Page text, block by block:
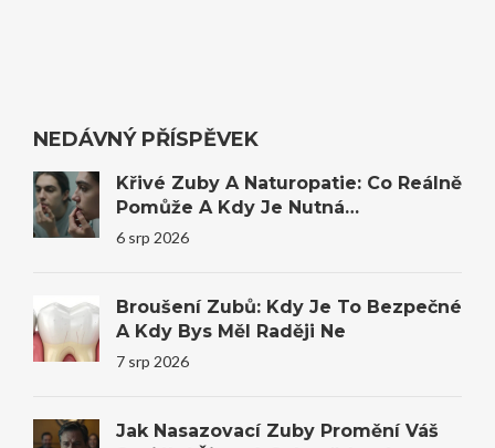
NEDÁVNÝ PŘÍSPĚVEK
Křivé Zuby A Naturopatie: Co Reálně
Pomůže A Kdy Je Nutná
Stomatologie
6 srp 2026
Broušení Zubů: Kdy Je To Bezpečné
A Kdy Bys Měl Raději Ne
7 srp 2026
Jak Nasazovací Zuby Promění Váš